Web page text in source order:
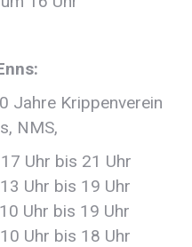
Jahre Krippenverein
NMS,
Uhr bis 21 Uhr
Uhr bis 19 Uhr
Uhr bis 19 Uhr
Uhr bis 18 Uhr